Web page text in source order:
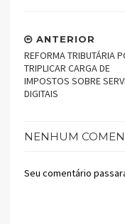
ANTERIOR
REFORMA TRIBUTÁRIA
TRIPLICAR CARGA DE
IMPOSTOS SOBRE
DIGITAIS
NENHUM
Seu comentário